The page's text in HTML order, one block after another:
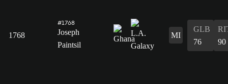
1768
#1768
Joseph
Paintsil
MI
GLB
76
90